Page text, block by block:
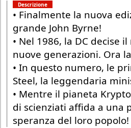
Descrizione
• Finalmente la nuova
grande John Byrne!
• Nel 1986, la DC decise
nuove generazioni. Ora
• In questo numero, le
Steel, la leggendaria
• Mentre il pianeta
di scienziati affida a una
speranza del loro popolo!